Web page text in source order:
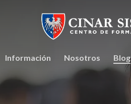
Información Nosotros Blog